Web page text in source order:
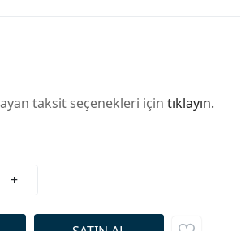
taksit seçenekleri için tıklayın.
+